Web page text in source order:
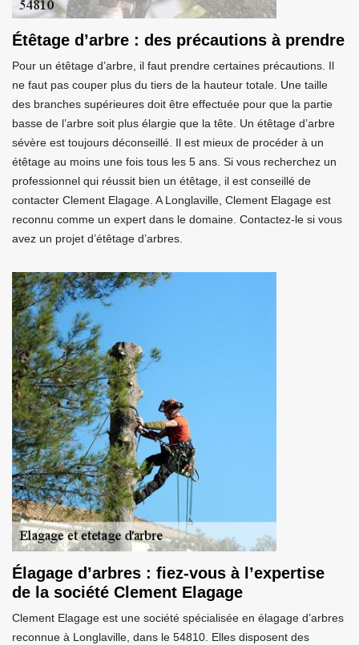
Étêtage d’arbre : des précautions à prendre
Pour un étêtage d’arbre, il faut prendre certaines précautions. Il
ne faut pas couper plus du tiers de la hauteur totale. Une taille
des branches supérieures doit être effectuée pour que la partie
basse de l’arbre soit plus élargie que la tête. Un étêtage d’arbre
sévère est toujours déconseillé. Il est mieux de procéder à un
étêtage au moins une fois tous les 5 ans. Si vous recherchez un
professionnel qui réussit bien un étêtage, il est conseillé de
contacter Clement Elagage. A Longlaville, Clement Elagage est
reconnu comme un expert dans le domaine. Contactez-le si vous
avez un projet d’étêtage d’arbres.
Élagage d’arbres : fiez-vous à l’expertise
de la société Clement Elagage
Clement Elagage est une société spécialisée en élagage d’arbres
reconnue à Longlaville, dans le 54810. Elles disposent des